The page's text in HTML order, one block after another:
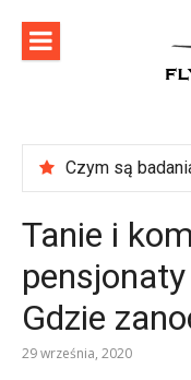
content
Tanie i
Gdzie
29 września, 2020